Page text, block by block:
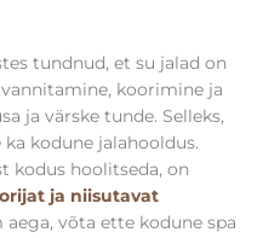
tundnud, et su jalad on
koorimine ja
ja värske tunde. Selleks,
kodune jalahooldus.
kodus hoolitseda, on
ja niisutavat
võta ette kodune spa